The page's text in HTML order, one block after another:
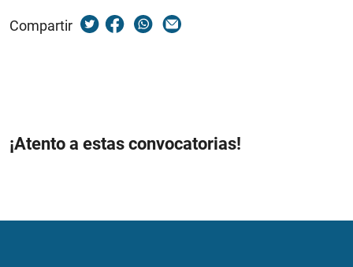
Compartir
¡Atento a estas convocatorias!